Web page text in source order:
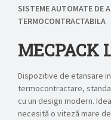
SISTEME AUTOMATE DE
TERMOCONTRACTABILA
MECPACK
Dispozitive de etansare
termocontractare,
cu un design modern.
necesită o viteză mare